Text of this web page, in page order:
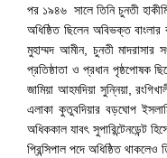
পর ১৯৪৬ সালে তিনি চুনতী
অধিষ্ঠিত ছিলেন অবিভক্ত
মুহাম্মদ আমীন, চুনতী মাদরাসার
প্রতিষ্ঠাতা ও প্রধান পৃষ্ঠপোষক
জামিয়া আহমদিয়া সুন্নিয়া,
এলাকা কুতুবদিয়ার বড়ঘোপ
অধিককাল যাবৎ সুপারিন্টেনডেন্ট
প্রিন্সিপাল পদে অধিষ্ঠিত থাকলেও